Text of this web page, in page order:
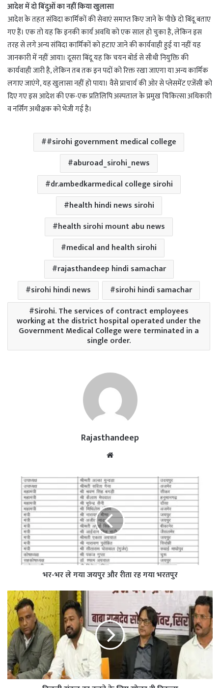
आदेश में दो बिंदुओं का नहीं किया खुलासा
आदेश के तहत संविदा कार्मिकों की सेवाएं समाप्त किए जाने के पीछे दो बिंदू बताए
गए हैं। एक तो यह कि इनकी कार्य अवधि को एक साल हो चुका है, लेकिन इस
तरह से लगे अन्य संविदा कार्मिकों को हटाए जाने की कार्यवाही हुई या नहीं यह
जानकारी में नहीं आया। दूसरा बिंदू यह कि चयन बोर्ड से सीधी नियुक्ति की
कार्यवाही जारी है, लेकिन तब तक इन पदों को रिक्त रखा जाएगा या अन्य कार्मिक
लगाए जाएंगे, यह खुलासा नहीं हो पाया। वैसे प्राचार्य की ओर से प्लेसमेंट एजेंसी को
दिए गए इस आदेश की एक-एक प्रतिलिपि अस्पताल के प्रमुख चिकित्सा अधिकारी
व नर्सिंग अधीक्षक को भेजी गई है।
#sirohi government medical college
aburoad_sirohi_news
dr.ambedkarmedical college sirohi
health hindi news sirohi
health sirohi mount abu news
medical and health sirohi
rajasthandeep hindi samachar
sirohi hindi news
sirohi hindi samachar
Sirohi. The services of contract employees
working at the district hospital operated under the
Government Medical College were terminated in a
single order.
Rajasthandeep
भर-भर ले गया जयपुर और रीता रह गया भरतपुर